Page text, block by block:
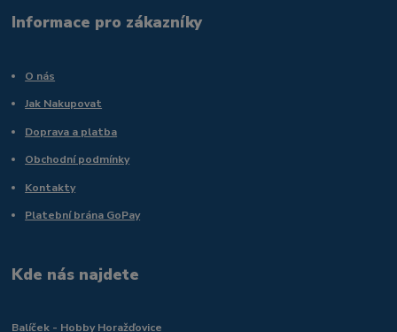
Informace pro zákazníky
O nás
Jak Nakupovat
Doprava a platba
Obchodní podmínky
Kontakty
Platební brána GoPay
Kde nás najdete
Balíček - Hobby Horažďovice